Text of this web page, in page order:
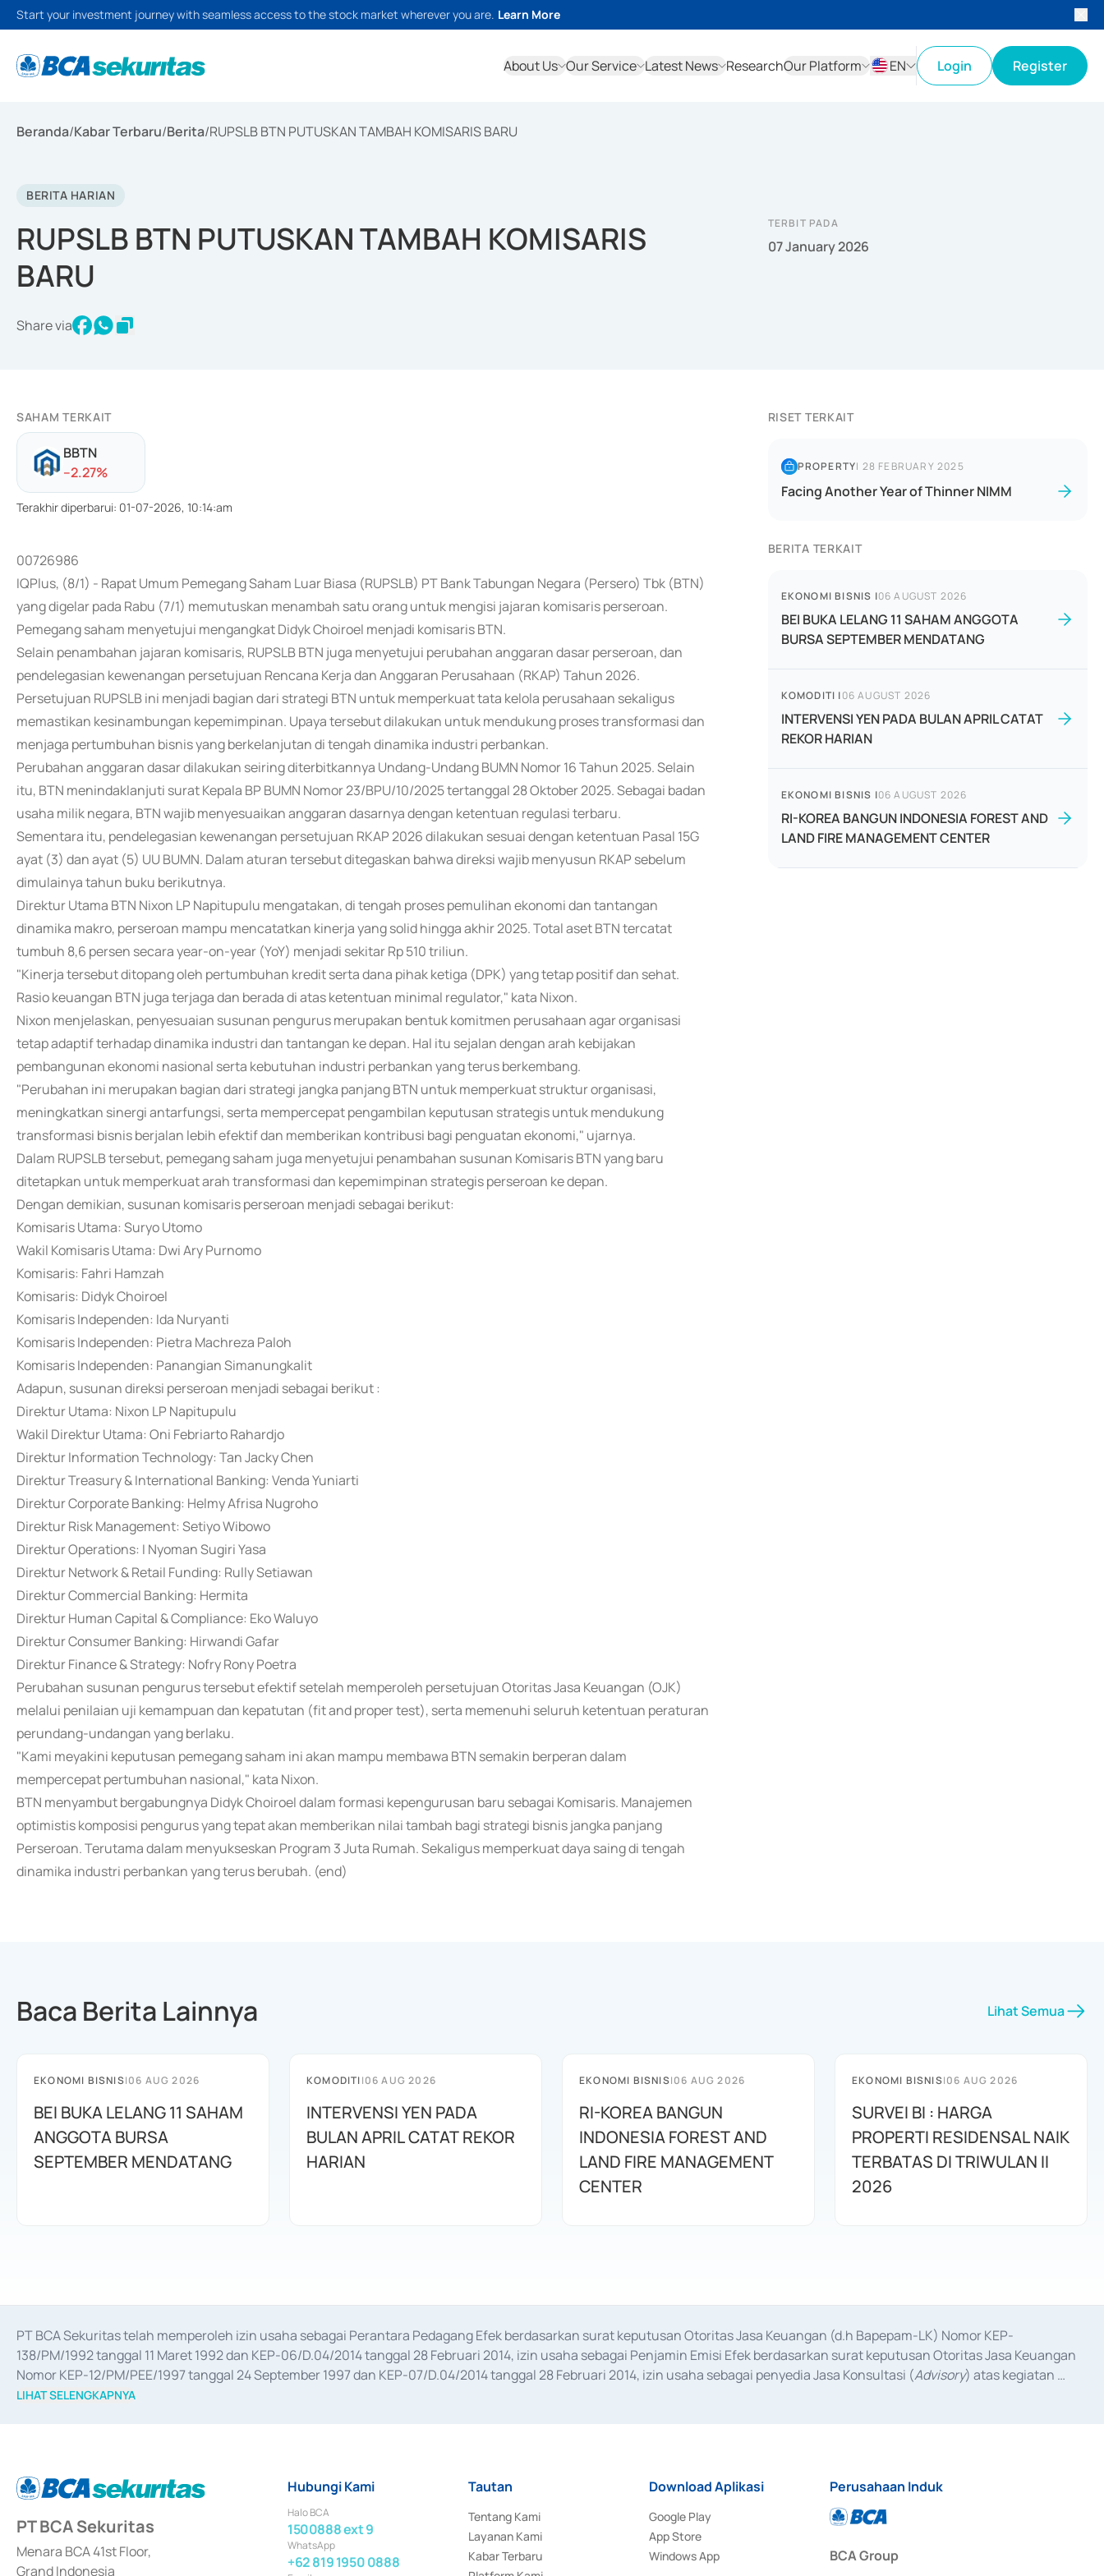
Start your investment journey with seamless access to the stock market wherever you are. Learn More
About Us Our Service Latest News ResearchOur Platform
EN
Login Register
Beranda/Kabar Terbaru/Berita/RUPSLB BTN PUTUSKAN TAMBAH KOMISARIS BARU
BERITA HARIAN
RUPSLB BTN PUTUSKAN TAMBAH KOMISARIS
BARU
Share via
TERBIT PADA
07 January 2026
SAHAM TERKAIT
BBTN
--2.27%
Terakhir diperbarui: 01-07-2026, 10:14:am
00726986
IQPlus, (8/1) - Rapat Umum Pemegang Saham Luar Biasa (RUPSLB) PT Bank Tabungan Negara (Persero) Tbk (BTN)
yang digelar pada Rabu (7/1) memutuskan menambah satu orang untuk mengisi jajaran komisaris perseroan.
Pemegang saham menyetujui mengangkat Didyk Choiroel menjadi komisaris BTN.
Selain penambahan jajaran komisaris, RUPSLB BTN juga menyetujui perubahan anggaran dasar perseroan, dan
pendelegasian kewenangan persetujuan Rencana Kerja dan Anggaran Perusahaan (RKAP) Tahun 2026.
Persetujuan RUPSLB ini menjadi bagian dari strategi BTN untuk memperkuat tata kelola perusahaan sekaligus
memastikan kesinambungan kepemimpinan. Upaya tersebut dilakukan untuk mendukung proses transformasi dan
menjaga pertumbuhan bisnis yang berkelanjutan di tengah dinamika industri perbankan.
Perubahan anggaran dasar dilakukan seiring diterbitkannya Undang-Undang BUMN Nomor 16 Tahun 2025. Selain
itu, BTN menindaklanjuti surat Kepala BP BUMN Nomor 23/BPU/10/2025 tertanggal 28 Oktober 2025. Sebagai badan
usaha milik negara, BTN wajib menyesuaikan anggaran dasarnya dengan ketentuan regulasi terbaru.
Sementara itu, pendelegasian kewenangan persetujuan RKAP 2026 dilakukan sesuai dengan ketentuan Pasal 15G
ayat (3) dan ayat (5) UU BUMN. Dalam aturan tersebut ditegaskan bahwa direksi wajib menyusun RKAP sebelum
dimulainya tahun buku berikutnya.
Direktur Utama BTN Nixon LP Napitupulu mengatakan, di tengah proses pemulihan ekonomi dan tantangan
dinamika makro, perseroan mampu mencatatkan kinerja yang solid hingga akhir 2025. Total aset BTN tercatat
tumbuh 8,6 persen secara year-on-year (YoY) menjadi sekitar Rp 510 triliun.
"Kinerja tersebut ditopang oleh pertumbuhan kredit serta dana pihak ketiga (DPK) yang tetap positif dan sehat.
Rasio keuangan BTN juga terjaga dan berada di atas ketentuan minimal regulator," kata Nixon.
Nixon menjelaskan, penyesuaian susunan pengurus merupakan bentuk komitmen perusahaan agar organisasi
tetap adaptif terhadap dinamika industri dan tantangan ke depan. Hal itu sejalan dengan arah kebijakan
pembangunan ekonomi nasional serta kebutuhan industri perbankan yang terus berkembang.
"Perubahan ini merupakan bagian dari strategi jangka panjang BTN untuk memperkuat struktur organisasi,
meningkatkan sinergi antarfungsi, serta mempercepat pengambilan keputusan strategis untuk mendukung
transformasi bisnis berjalan lebih efektif dan memberikan kontribusi bagi penguatan ekonomi," ujarnya.
Dalam RUPSLB tersebut, pemegang saham juga menyetujui penambahan susunan Komisaris BTN yang baru
ditetapkan untuk memperkuat arah transformasi dan kepemimpinan strategis perseroan ke depan.
Dengan demikian, susunan komisaris perseroan menjadi sebagai berikut:
Komisaris Utama: Suryo Utomo
Wakil Komisaris Utama: Dwi Ary Purnomo
Komisaris: Fahri Hamzah
Komisaris: Didyk Choiroel
Komisaris Independen: Ida Nuryanti
Komisaris Independen: Pietra Machreza Paloh
Komisaris Independen: Panangian Simanungkalit
Adapun, susunan direksi perseroan menjadi sebagai berikut :
Direktur Utama: Nixon LP Napitupulu
Wakil Direktur Utama: Oni Febriarto Rahardjo
Direktur Information Technology: Tan Jacky Chen
Direktur Treasury & International Banking: Venda Yuniarti
Direktur Corporate Banking: Helmy Afrisa Nugroho
Direktur Risk Management: Setiyo Wibowo
Direktur Operations: I Nyoman Sugiri Yasa
Direktur Network & Retail Funding: Rully Setiawan
Direktur Commercial Banking: Hermita
Direktur Human Capital & Compliance: Eko Waluyo
Direktur Consumer Banking: Hirwandi Gafar
Direktur Finance & Strategy: Nofry Rony Poetra
Perubahan susunan pengurus tersebut efektif setelah memperoleh persetujuan Otoritas Jasa Keuangan (OJK)
melalui penilaian uji kemampuan dan kepatutan (fit and proper test), serta memenuhi seluruh ketentuan peraturan
perundang-undangan yang berlaku.
"Kami meyakini keputusan pemegang saham ini akan mampu membawa BTN semakin berperan dalam
mempercepat pertumbuhan nasional," kata Nixon.
BTN menyambut bergabungnya Didyk Choiroel dalam formasi kepengurusan baru sebagai Komisaris. Manajemen
optimistis komposisi pengurus yang tepat akan memberikan nilai tambah bagi strategi bisnis jangka panjang
Perseroan. Terutama dalam menyukseskan Program 3 Juta Rumah. Sekaligus memperkuat daya saing di tengah
dinamika industri perbankan yang terus berubah. (end)
RISET TERKAIT
PROPERTY| 28 FEBRUARY 2025
Facing Another Year of Thinner NIMM
BERITA TERKAIT
EKONOMI BISNIS |06 AUGUST 2026
BEI BUKA LELANG 11 SAHAM ANGGOTA
BURSA SEPTEMBER MENDATANG
KOMODITI |06 AUGUST 2026
INTERVENSI YEN PADA BULAN APRIL CATAT
REKOR HARIAN
EKONOMI BISNIS |06 AUGUST 2026
RI-KOREA BANGUN INDONESIA FOREST AND
LAND FIRE MANAGEMENT CENTER
Baca Berita Lainnya Lihat Semua
EKONOMI BISNIS|06 AUG 2026
BEI BUKA LELANG 11 SAHAM
ANGGOTA BURSA
SEPTEMBER MENDATANG
KOMODITI|06 AUG 2026
INTERVENSI YEN PADA
BULAN APRIL CATAT REKOR
HARIAN
EKONOMI BISNIS|06 AUG 2026
RI-KOREA BANGUN
INDONESIA FOREST AND
LAND FIRE MANAGEMENT
CENTER
EKONOMI BISNIS|06 AUG 2026
SURVEI BI : HARGA
PROPERTI RESIDENSAL NAIK
TERBATAS DI TRIWULAN II
2026
PT BCA Sekuritas telah memperoleh izin usaha sebagai Perantara Pedagang Efek berdasarkan surat keputusan Otoritas Jasa Keuangan (d.h Bapepam-LK) Nomor KEP-
138/PM/1992 tanggal 11 Maret 1992 dan KEP-06/D.04/2014 tanggal 28 Februari 2014, izin usaha sebagai Penjamin Emisi Efek berdasarkan surat keputusan Otoritas Jasa Keuangan
Nomor KEP-12/PM/PEE/1997 tanggal 24 September 1997 dan KEP-07/D.04/2014 tanggal 28 Februari 2014, izin usaha sebagai penyedia Jasa Konsultasi (Advisory) atas kegiatan
merger, akuisisi, divestasi, dan
LIHAT SELENGKAPNYA
PT BCA Sekuritas
Menara BCA 41st Floor,
Grand Indonesia
Hubungi Kami
Halo BCA
1500888 ext 9
WhatsApp
+62 819 1950 0888
Tautan
Tentang Kami
Layanan Kami
Kabar Terbaru
Download Aplikasi
Google Play
App Store
Windows App
Perusahaan Induk
BCA Group